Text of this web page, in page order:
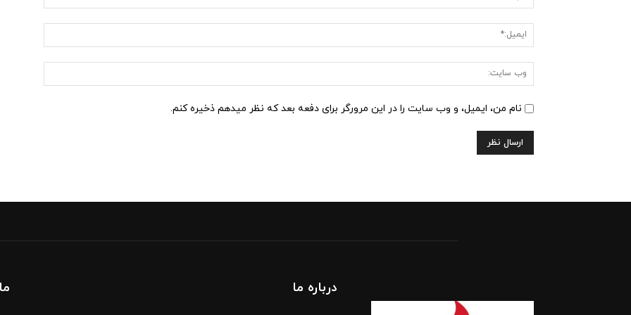
سایت:
نام من، ایمیل، و وب سایت را در این مرورگر برای دفعه بعد که نظر میدهم ذخیره کنم.
درباره ما